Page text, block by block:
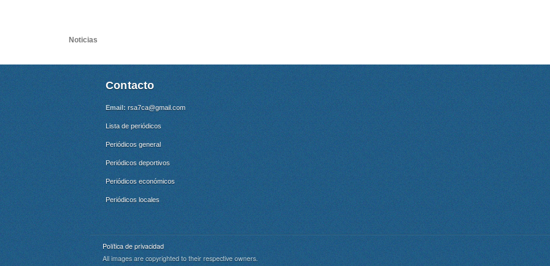
Noticias
Contacto
Email: rsa7ca@gmail.com
Lista de periódicos
Periódicos general
Periódicos deportivos
Periódicos económicos
Periódicos locales
Política de privacidad
All images are copyrighted to their respective owners.